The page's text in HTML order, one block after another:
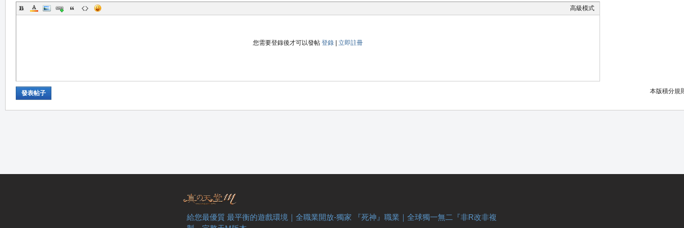
高級模式
您需要登錄後才可以發帖 登錄 立即註冊
本版積分規
發表帖子
給您最優質 最平衡的遊戲環境｜全職業開放-獨家 『死神』職業｜全球獨一無二『非R改非複